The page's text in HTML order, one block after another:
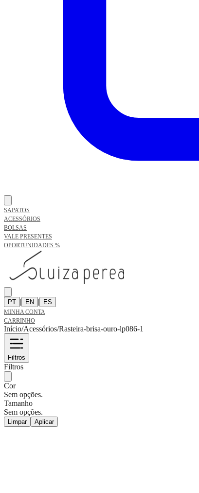
SAPATOS
ACESSÓRIOS
BOLSAS
VALE PRESENTES
OPORTUNIDADES %
PT | EN | ES
MINHA CONTA
CARRINHO
Início/Acessórios/Rasteira-brisa-ouro-lp086-1
Filtros
Filtros
Cor
Sem opções.
Tamanho
Sem opções.
Limpar Aplicar